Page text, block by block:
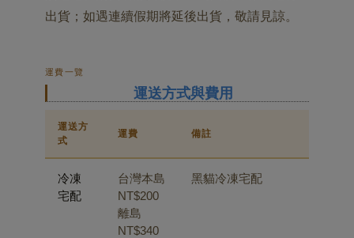
出貨；如遇連續假期將延後出貨，敬請見諒。
運費一覽
運送方式與費用
運送方
式
運費 備註
冷凍
宅配
台灣本島
NT$200
離島
NT$340
黑貓冷凍宅配